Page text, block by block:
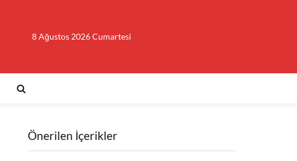
8 Ağustos 2026 Cumartesi
Önerilen İçerikler